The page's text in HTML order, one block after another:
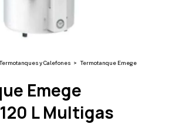
y Calefones > Termotanque Emege
Emege
L Multigas